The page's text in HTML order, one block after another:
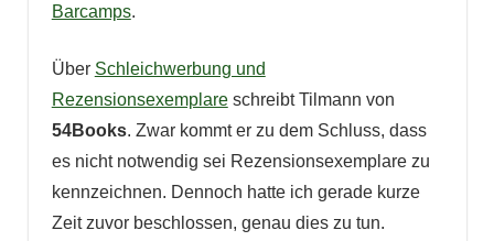
Barcamps.
Über Schleichwerbung und
Rezensionsexemplareschreibt Tilmann von
54Books. Zwar kommt er zu dem Schluss, dass
es nicht notwendig sei Rezensionsexemplare zu
kennzeichnen. Dennoch hatte ich gerade kurze
Zeit zuvor beschlossen, genau dies zu tun.